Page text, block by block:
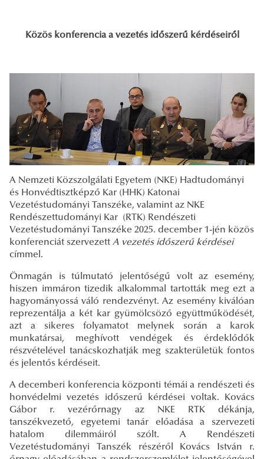
Közös konferencia a vezetés időszerű kérdéseiről
A Nemzeti Közszolgálati Egyetem (NKE) Hadtudományi
és Honvédtisztképző Kar (HHK) Katonai
Vezetéstudományi Tanszéke, valamint az NKE
Rendészettudományi Kar (RTK) Rendészeti
Vezetéstudományi Tanszéke 2025. december 1-jén közös
konferenciát szervezett A vezetés időszerű kérdései
címmel.
Önmagán is túlmutató jelentőségű volt az esemény,
hiszen immáron tizedik alkalommal tartották meg ezt a
hagyományossá váló rendezvényt. Az esemény kiválóan
reprezentálja a két kar gyümölcsöző együttműködését,
azt a sikeres folyamatot melynek során a karok
munkatársai, meghívott vendégek és érdeklődők
részvételével tanácskozhatják meg szakterületük fontos
és jelentős kérdéseit.
A decemberi konferencia központi témái a rendészeti és
honvédelmi vezetés időszerű kérdései voltak. Kovács
Gábor r. vezérőrnagy az NKE RTK dékánja,
tanszékvezető, egyetemi tanár előadása a szervezeti
hatalom dilemmáiról szólt. A Rendészeti
Vezetéstudományi Tanszék részéről Kovács István r.